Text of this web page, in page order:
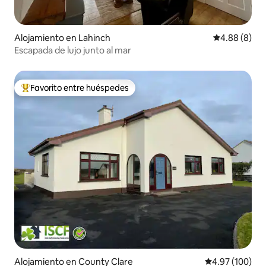
Alojamiento en Lahinch Calificación
4.88 (8)
Escapada de lujo junto al mar
Favorito entre huéspedes preferido
Favorito entre huéspedes
Alojamiento en County Clare Calificación
4.97 (100)